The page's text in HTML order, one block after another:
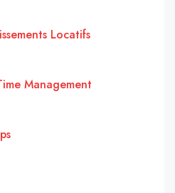
Locatifs
Management